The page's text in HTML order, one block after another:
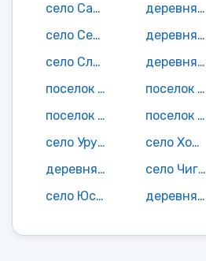
село Сапожок
деревня Сафоновка
село Северка
деревня Селитьба
село Сланцы
деревня Сорокино
поселок Стройиндустрия
поселок Таптулино
поселок Точка 1-я
поселок Труд Тридцати
село Урусово
село Холуденовка
деревня Чадаевка
село Чиганак
село Юсупово
деревня Ярославка